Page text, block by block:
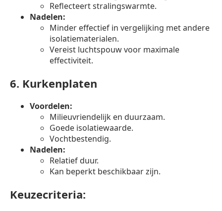
Reflecteert stralingswarmte.
Nadelen:
Minder effectief in vergelijking met andere
isolatiematerialen.
Vereist luchtspouw voor maximale
effectiviteit.
6. Kurkenplaten
Voordelen:
Milieuvriendelijk en duurzaam.
Goede isolatiewaarde.
Vochtbestendig.
Nadelen:
Relatief duur.
Kan beperkt beschikbaar zijn.
Keuzecriteria: